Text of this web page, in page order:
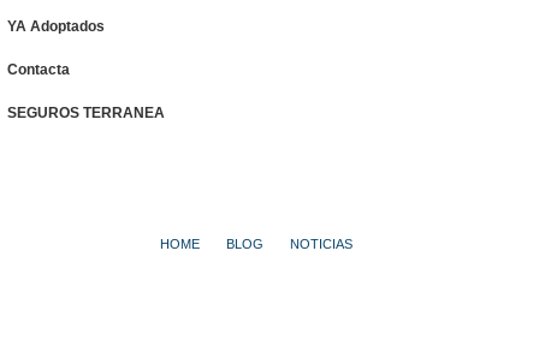
YA Adoptados
Contacta
SEGUROS TERRANEA
HOME BLOG
NOTICIAS